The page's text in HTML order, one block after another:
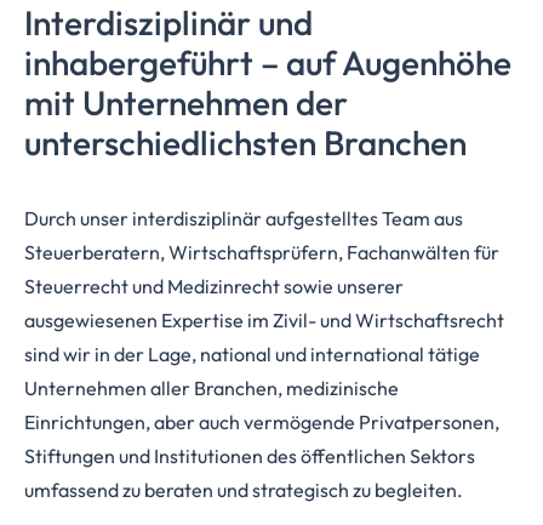
Interdisziplinär und
inhabergeführt – auf Augenhöhe
mit Unternehmen der
unterschiedlichsten Branchen
Durch unser interdisziplinär aufgestelltes Team aus
Steuerberatern, Wirtschaftsprüfern, Fachanwälten für
Steuerrecht und Medizinrecht sowie unserer
ausgewiesenen Expertise im Zivil- und Wirtschaftsrecht
sind wir in der Lage, national und international tätige
Unternehmen aller Branchen, medizinische
Einrichtungen, aber auch vermögende Privatpersonen,
Stiftungen und Institutionen des öffentlichen Sektors
umfassend zu beraten und strategisch zu begleiten.